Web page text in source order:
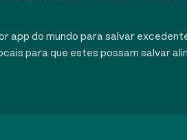
app do mundo para salvar
para que estes possam salvar